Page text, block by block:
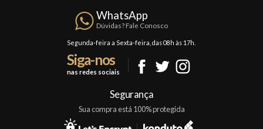
Trocas e Devoluções
Formas de Pagamento
WhatsApp
Dúvidas? Fale Conosco
Segunda-feira a Sexta-feira, das 08h às 17h.
Siga-nos
nas redes sociais
Segurança
Sua compra está 100% protegida